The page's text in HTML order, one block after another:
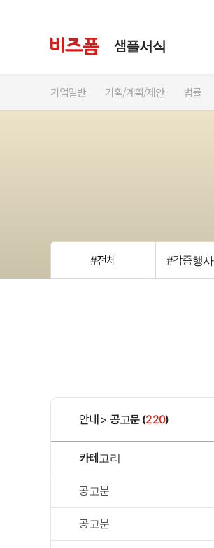
샘플서식
기업일반 기획/계획/제안 법률
#전체 #각종행
안내 > 공고문 (220)
카테고리
공고문
공고문